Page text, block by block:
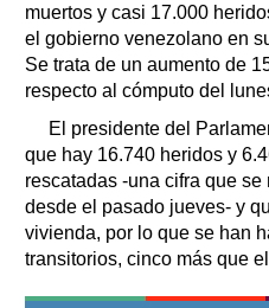
muertos y casi 17.000
el gobierno venezolano en
Se trata de un aumento de
respecto al cómputo del
El presidente del
que hay 16.740 heridos y
rescatadas -una cifra que
desde el pasado jueves- y
vivienda, por lo que se han
transitorios, cinco más que